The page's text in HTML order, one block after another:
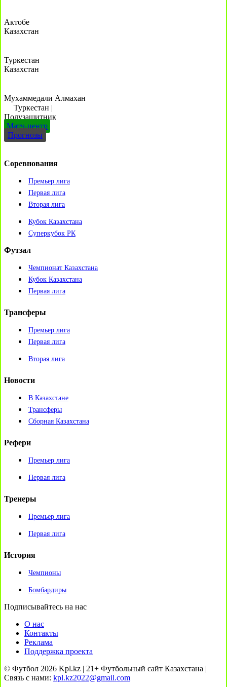
Актобе
Казахстан
Туркестан
Казахстан
Мухаммедали Алмахан
Туркестан |
Полузащитник
Матч-центр
Прогнозы
Соревнования
Премьер лига
Первая лига
Вторая лига
Кубок Казахстана
Суперкубок РК
Футзал
Чемпионат Казахстана
Кубок Казахстана
Первая лига
Трансферы
Премьер лига
Первая лига
Вторая лига
Новости
В Казахстане
Трансферы
Сборная Казахстана
Рефери
Премьер лига
Первая лига
Тренеры
Премьер лига
Первая лига
История
Чемпионы
Бомбардиры
Подписывайтесь на нас
О нас
Контакты
Реклама
Поддержка проекта
© Футбол 2026 Kpl.kz | 21+ Футбольный сайт Казахстана |
Связь с нами: kpl.kz2022@gmail.com